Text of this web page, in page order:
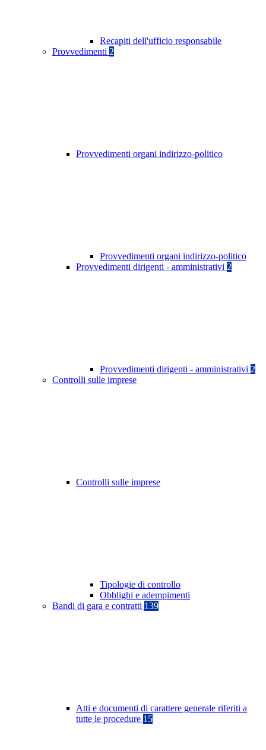
Recapiti dell'ufficio responsabile
Provvedimenti 2
Provvedimenti organi indirizzo-politico
Provvedimenti organi indirizzo-politico
Provvedimenti dirigenti - amministrativi 2
Provvedimenti dirigenti - amministrativi 2
Controlli sulle imprese
Controlli sulle imprese
Tipologie di controllo
Obblighi e adempimenti
Bandi di gara e contratti 139
Atti e documenti di carattere generale riferiti a
tutte le procedure 15